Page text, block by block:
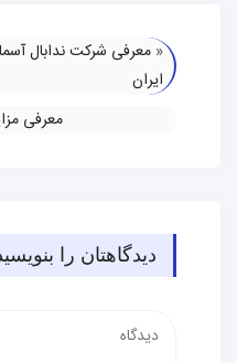
« معرفی شرکت ندابال
ایران
معرفی
دیدگاهتان را